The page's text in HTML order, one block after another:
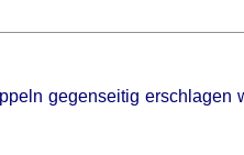
gegenseitig erschlagen